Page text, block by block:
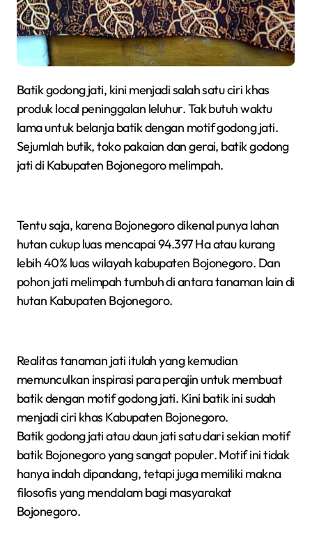
Batik godong jati, kini menjadi salah satu ciri khas
produk local peninggalan leluhur. Tak butuh waktu
lama untuk belanja batik dengan motif godong jati.
Sejumlah butik, toko pakaian dan gerai, batik godong
jati di Kabupaten Bojonegoro melimpah.
Tentu saja, karena Bojonegoro dikenal punya lahan
hutan cukup luas mencapai 94.397 Ha atau kurang
lebih 40% luas wilayah kabupaten Bojonegoro. Dan
pohon jati melimpah tumbuh di antara tanaman lain di
hutan Kabupaten Bojonegoro.
Realitas tanaman jati itulah yang kemudian
memunculkan inspirasi para perajin untuk membuat
batik dengan motif godong jati. Kini batik ini sudah
menjadi ciri khas Kabupaten Bojonegoro.
Batik godong jati atau daun jati satu dari sekian motif
batik Bojonegoro yang sangat populer. Motif ini tidak
hanya indah dipandang, tetapi juga memiliki makna
filosofis yang mendalam bagi masyarakat
Bojonegoro.